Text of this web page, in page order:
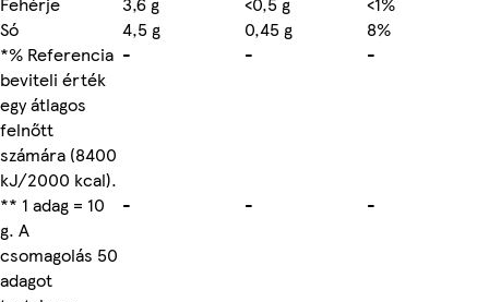
Só
4,5 g 0,45 g
8%
*% Referencia
beviteli érték
egy átlagos
felnőtt
számára (8400
kJ/2000 kcal).
- - -
** 1 adag = 10
g. A
csomagolás 50
adagot
- - -